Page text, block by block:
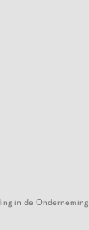
in de Onderneming